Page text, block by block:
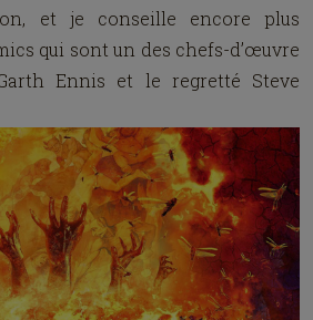
et je conseille encore plus
qui sont un des chefs-d’œuvre
Ennis et le regretté Steve